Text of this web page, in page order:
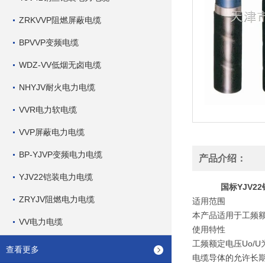
ZRKVVP阻燃屏蔽电缆
BPVVP变频电缆
WDZ-VV低烟无卤电缆
NHYJV耐火电力电缆
VVR电力软电缆
VVP屏蔽电力电缆
BP-YJVP变频电力电缆
YJV22铠装电力电缆
ZRYJV阻燃电力电缆
VV电力电缆
查看更多
产品介绍：
国标YJV22
适用范围
本产品适用于工频
使用特性
工频额定电压Uo/U
电缆导体的允许长